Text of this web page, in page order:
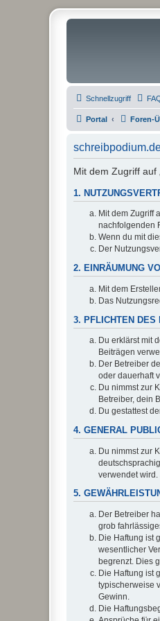
Schnellzugriff
Portal Foren-
Mit dem Zugriff auf
1.
Mit dem Zugriff
nachfolgenden
Wenn du mit
Der
2. EINRÄUMUNG
Mit dem
Das
3. PFLICHTEN DES
Du erklärst mit
Beiträgen
Der Betreiber
oder dauerhaft
Du nimmst zur
Betreiber, dein
Du gestattest
4. GENERAL
Du nimmst zur
verwendet wird.
5.
Der Betreiber
grob
Die Haftung ist
wesentlicher
begrenzt. Dies
Die Haftung ist
typischerweise
Gewinn.
Die